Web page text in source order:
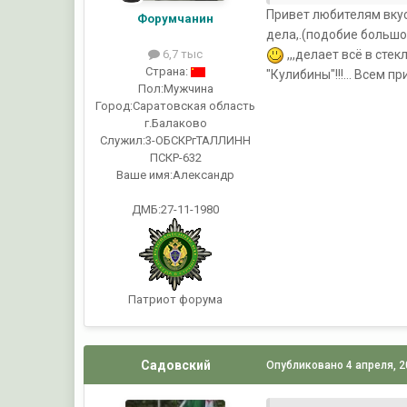
Форумчанин
6,7 тыс
Страна:
Пол:Мужчина
Город:Саратовская область
г.Балаково
Служил:3-ОБСКРгТАЛЛИНН
ПСКР-632
Ваше имя:Александр
ДМБ:27-11-1980
Патриот форума
Привет любителям
дела,.(подобие
,,,делает всё в
"Кулибины"!!!... Всем
Садовский Опубликовано4 апреля,